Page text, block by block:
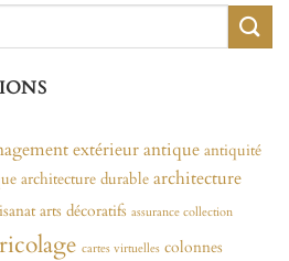
extérieurantique antiquité
architecture durable architecture
arts décoratifs assurance collection
cartes virtuelles colonnes